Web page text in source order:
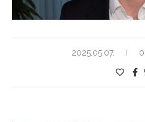
2025.05.07.